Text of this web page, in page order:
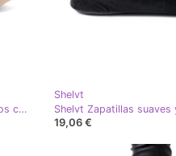
Shelvt Zapatillas de color beige cálidos como mocasines con arco
Shelvt
19,06 €